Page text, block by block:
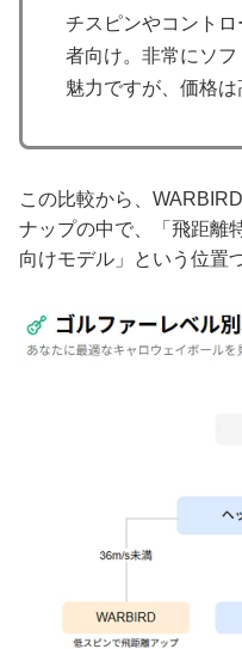
チスピンやコント
者向け。非常にソ
魅力ですが、価格は
この比較から、
ナップの中で、「飛距離
向けモデル」という位置